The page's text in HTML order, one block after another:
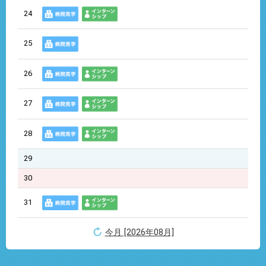
24
25
26
27
28
29
30
31
今月 [2026年08月]